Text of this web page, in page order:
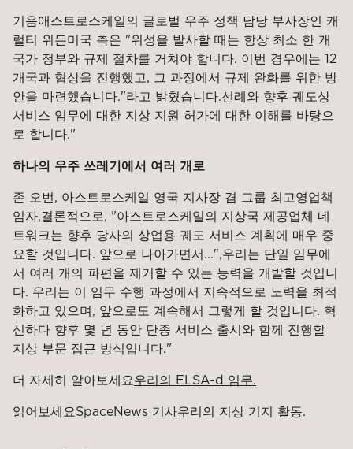
기음애스트로스케일의 글로벌 우주 정책 담당 부사장인 캐
럴티 위든미국 측은 "위성을 발사할 때는 항상 최소 한 개
국가 정부와 규제 절차를 거쳐야 합니다. 이번 경우에는 12
개국과 협상을 진행했고, 그 과정에서 규제 완화를 위한 방
안을 마련했습니다."라고 밝혔습니다.선례와 향후 궤도상
서비스 임무에 대한 지상 지원 허가에 대한 이해를 바탕으
로 합니다."
하나의 우주 쓰레기에서 여러 개로
존 오번, 아스트로스케일 영국 지사장 겸 그룹 최고영업책
임자,결론적으로, "아스트로스케일의 지상국 제공업체 네
트워크는 향후 당사의 상업용 궤도 서비스 계획에 매우 중
요할 것입니다. 앞으로 나아가면서...",우리는 단일 임무에
서 여러 개의 파편을 제거할 수 있는 능력을 개발할 것입니
다. 우리는 이 임무 수행 과정에서 지속적으로 노력을 최적
화하고 있으며, 앞으로도 계속해서 그렇게 할 것입니다. 혁
신하다 향후 몇 년 동안 단종 서비스 출시와 함께 진행할
지상 부문 접근 방식입니다."
더 자세히 알아보세요우리의 ELSA-d 임무.
읽어보세요SpaceNews 기사우리의 지상 기지 활동.